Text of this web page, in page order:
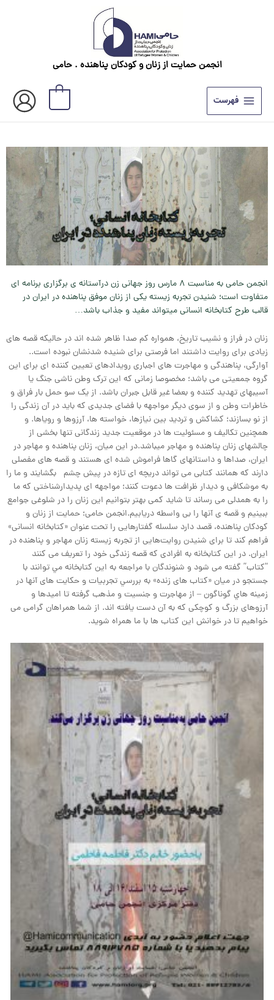
انجمن حمایت از زنان و کودکان پناهنده . حامی
فهرست
انجمن حامی به مناسبت ۸ مارس روز جهانی زن درآستانه ی برگزاری برنامه ای
متفاوت است؛ شنیدن تجربه زیسته یکی از زنان موفق پناهنده در ایران در
قالب طرح کتابخانه انسانی میتواند مفید و جذاب باشد…
زنان در فراز و نشیب تاریخ، همواره کم صدا ظاهر شده اند در حالیکه قصه های
زیادی برای روایت داشتند اما فرصتی برای شنیده شدنشان نبوده است..
آوارگی، پناهندگی و مهاجرت های اجباری رویدادهای تعیین کننده ای برای این
گروه جمعیتی می باشد؛ مخصوصا زمانی که این ترک وطن ناشی جنگ یا
آسیبهای تهدید کننده و بعضا غیر قابل جبران باشد. از یک سو حمل بار فراق و
خاطرات وطن و از سوی دیگر مواجهه با فضای جدیدی که باید در آن زندگی را
از نو بسازند؛ کشاکش و تردید بین نیازها، خواسته ها، آرزوها و رویاها. و
همچنین تکالیف و مسئولیت ها در موقعیت جدید زندگانی‌ تنها بخشی از
چالشهای زنان پناهنده و مهاجر میباشد.در این میان، زنان پناهنده و مهاجر در
ایران، صداها و داستانهای گاها فراموش شده ای هستند و قصه های مفصلی
دارند که همانند کتابی می تواند دریچه ای تازه در پیش چشم بگشایند و ما را
به موشکافی و دیدار ظرافت ها دعوت کنند؛ مواجهه ای پدیدارشناختی که ما
را به همدلی می رساند تا شاید کمی بهتر بتوانیم این زنان را در شلوغی جوامع
ببینیم و قصه ی آنها را بی واسطه دریابیم.انجمن حامی؛ حمایت از زنان و
کودکان پناهنده، قصد دارد سلسله گفتارهایی را تحت عنوان «کتابخانه انسانی»
فراهم کند تا برای شنیدن روایت‌هایی از تجربه زیسته زنان مهاجر و پناهنده در
ایران. در این کتابخانه به افرادی که قصه زندگی خود را تعریف می کنند
“کتاب” گفته می شود و شنوندگان با مراجعه به اين کتابخانه مي توانند با
جستجو در ميان «کتاب های زنده» به بررسي تجربيات و حکایت های آنها در
زمينه هاي گوناگون – از مهاجرت و جنسیت و مذهب گرفته تا امیدها و
آرزوهای بزرگ و کوچکی که به آن دست یافته اند. از شما همراهان گرامی می
خواهیم تا در خوانش این کتاب ها با ما همراه شوید.